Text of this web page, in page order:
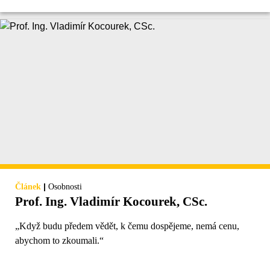
Článek | Osobnosti
Prof. Ing. Vladimír Kocourek, CSc.
„Když budu předem vědět, k čemu dospějeme, nemá cenu,
abychom to zkoumali.“